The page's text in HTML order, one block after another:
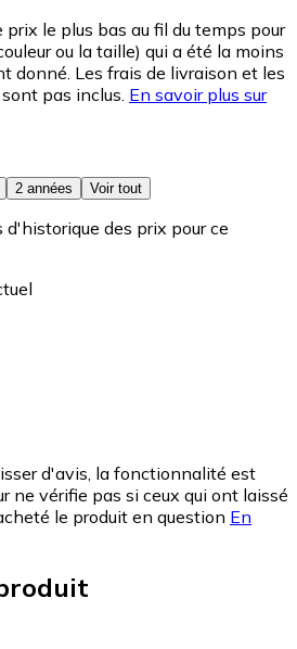
le plus bas au fil du temps pour
ou la taille) qui a été la moins
donné. Les frais de livraison et les
pas inclus. En savoir plus sur
2 années Voir tout
des prix pour ce
d'avis, la fonctionnalité est
ne vérifie pas si ceux qui ont laissé
le produit en question En